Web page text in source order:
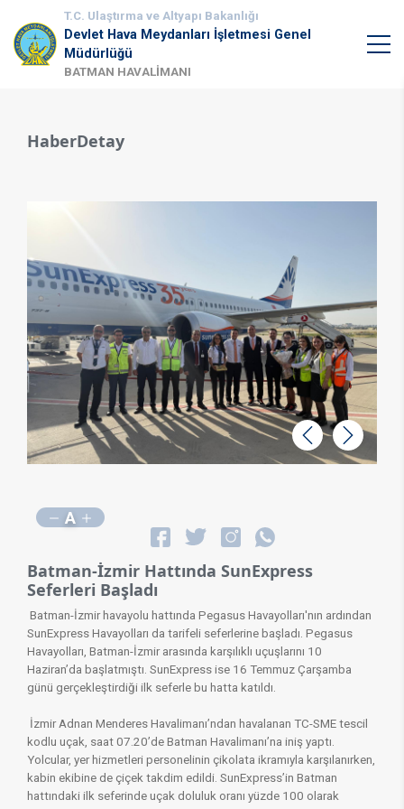
T.C. Ulaştırma ve Altyapı Bakanlığı
Devlet Hava Meydanları İşletmesi Genel
Müdürlüğü
BATMAN HAVALİMANI
HaberDetay
Geri İleri
A
Batman-İzmir Hattında SunExpress
Seferleri Başladı
Batman-İzmir havayolu hattında Pegasus Havayolları'nın ardından
SunExpress Havayolları da tarifeli seferlerine başladı. Pegasus
Havayolları, Batman-İzmir arasında karşılıklı uçuşlarını 10
Haziran’da başlatmıştı. SunExpress ise 16 Temmuz Çarşamba
günü gerçekleştirdiği ilk seferle bu hatta katıldı.
İzmir Adnan Menderes Havalimanı’ndan havalanan TC-SME tescil
kodlu uçak, saat 07.20’de Batman Havalimanı’na iniş yaptı.
Yolcular, yer hizmetleri personelinin çikolata ikramıyla karşılanırken,
kabin ekibine de çiçek takdim edildi. SunExpress’in Batman
hattındaki ilk seferinde uçak doluluk oranı yüzde 100 olarak